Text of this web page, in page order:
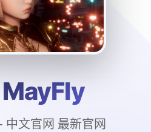
文官网 最新官网